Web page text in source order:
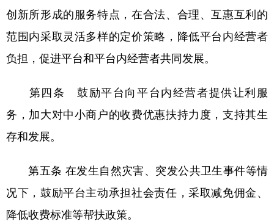
创新所形成的服务特点，在合法、合理、互惠互利的
范围内采取灵活多样的定价策略，降低平台内经营者
负担，促进平台和平台内经营者共同发展。
第四条 鼓励平台向平台内经营者提供让利服
务，加大对中小商户的收费优惠扶持力度，支持其生
存和发展。
第五条 在发生自然灾害、突发公共卫生事件等情
况下，鼓励平台主动承担社会责任，采取减免佣金、
降低收费标准等帮扶政策。